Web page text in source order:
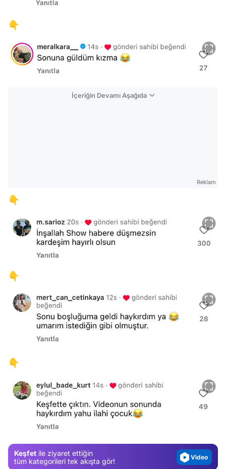
👇
İçeriğin Devamı Aşağıda
Reklam
👇
👇
👇
Keşfet ile ziyaret ettiğin
tüm kategorileri tek akışta gör!
Test
Gündem
Test